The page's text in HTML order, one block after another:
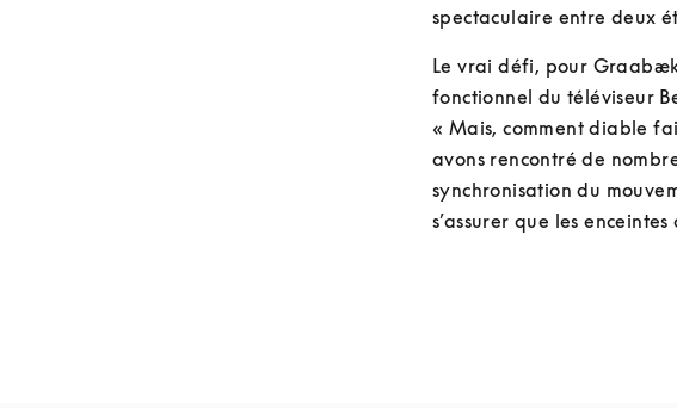
spectaculaire entre deux
Le vrai défi, pour
fonctionnel du téléviseur
« Mais, comment diable
avons rencontré de
synchronisation du
s’assurer que les